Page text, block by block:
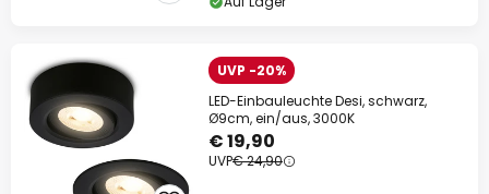
UVP -20%
LED-Einbauleuchte Desi, schwarz,
Ø9cm, ein/aus, 3000K
€ 19,90
UVP€ 24,90